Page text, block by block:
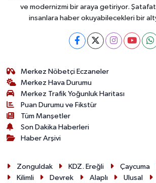
ve modernizmi bir araya getiriyor.
insanlara haber okuyabilecekleri bir
Merkez Nöbetçi Eczaneler
Merkez Hava Durumu
Merkez Trafik Yoğunluk Haritası
Puan Durumu ve Fikstür
Tüm Manşetler
Son Dakika Haberleri
Haber Arşivi
Zonguldak KDZ. Ereğli Çaycuma
Kilimli
Devrek Alaplı Ulusal